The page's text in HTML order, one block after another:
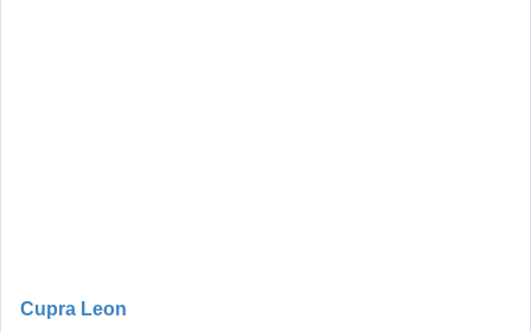
Cupra Leon